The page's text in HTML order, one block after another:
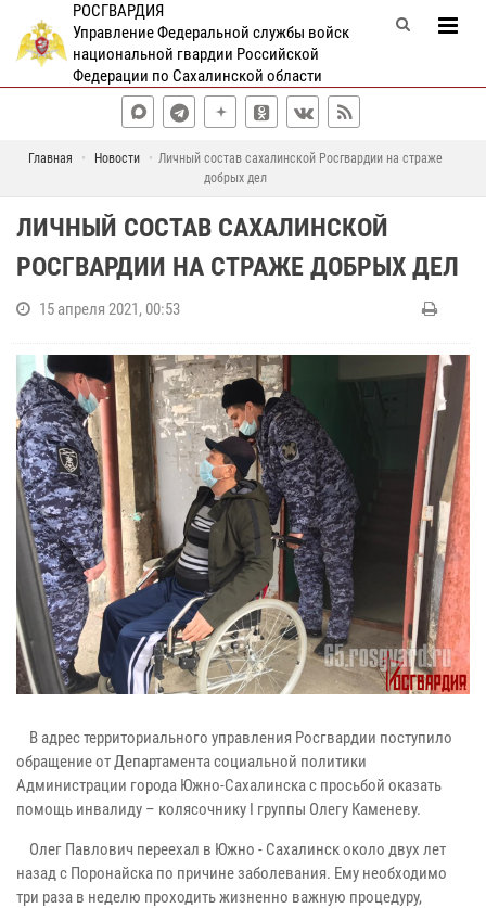
РОСГВАРДИЯ
Управление Федеральной службы войск
национальной гвардии Российской
Федерации по Сахалинской области
Главная Новости
Личный состав сахалинской Росгвардии на страже
добрых дел
ЛИЧНЫЙ СОСТАВ САХАЛИНСКОЙ
РОСГВАРДИИ НА СТРАЖЕ ДОБРЫХ ДЕЛ
15 апреля 2021, 00:53
В адрес территориального управления Росгвардии поступило
обращение от Департамента социальной политики
Администрации города Южно-Сахалинска с просьбой оказать
помощь инвалиду – колясочнику I группы Олегу Каменеву.
Олег Павлович переехал в Южно - Сахалинск около двух лет
назад с Поронайска по причине заболевания. Ему необходимо
три раза в неделю проходить жизненно важную процедуру,